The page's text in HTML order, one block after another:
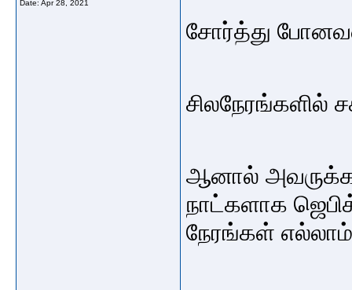
Date: Apr 28, 2021
சோர்த்து
சிலநேரங்களில்
ஆனால்
நாட்களாக
நேரங்கள்